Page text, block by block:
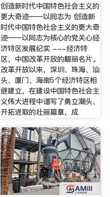
创造新时代中国特色社会主义的
更大奇迹——以同志为 创造新
时代中国特色社会主义的更大奇
迹——以同志为核心的党关心经
济特区发展纪实 ---经济特
区，中国改革开放的靓丽名片。
改革开放以来，深圳、珠海、汕
头、厦门、海南5个经济特区相
继建立，在建设中国特色社会主
义伟大进程中谱写了勇立潮头、
开拓进取的壮丽篇章，成